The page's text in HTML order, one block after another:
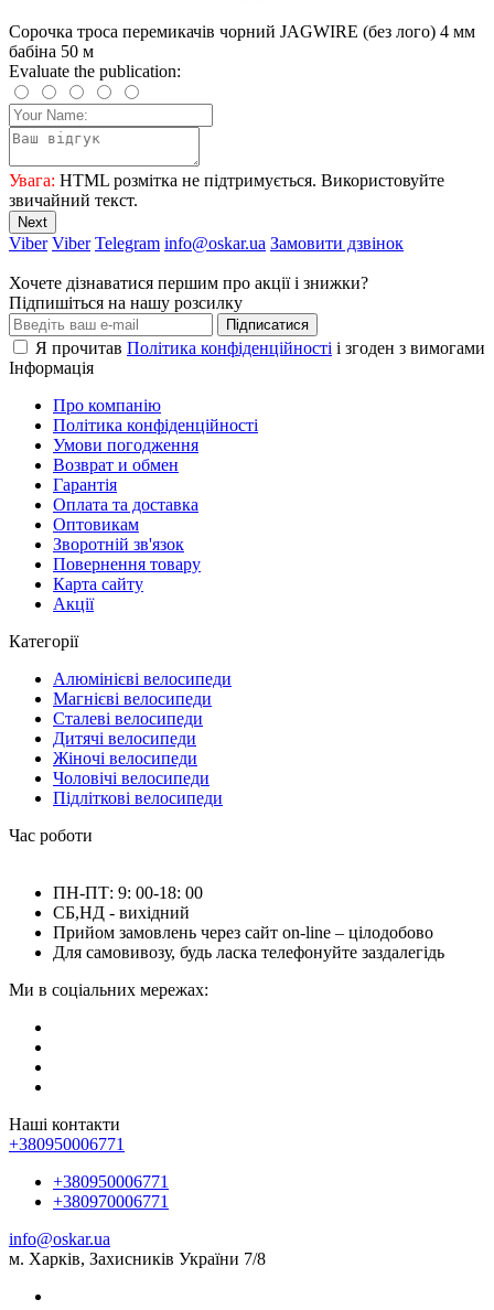
Сорочка троса перемикачів чорний JAGWIRE (без лого) 4 мм
бабіна 50 м
Evaluate the publication:
Увага: HTML розмітка не підтримується. Використовуйте
звичайний текст.
Next
Viber Viber Telegram info@oskar.ua Замовити дзвінок
Хочете дізнаватися першим про акції і знижки?
Підпишіться на нашу розсилку
Підписатися
Я прочитав Політика конфіденційності і згоден з вимогами
Інформація
Про компанію
Політика конфіденційності
Умови погодження
Возврат и обмен
Гарантія
Оплата та доставка
Оптовикам
Зворотній зв'язок
Повернення товару
Карта сайту
Акції
Категорії
Алюмінієві велосипеди
Магнієві велосипеди
Сталеві велосипеди
Дитячі велосипеди
Жіночі велосипеди
Чоловічі велосипеди
Підліткові велосипеди
Час роботи
ПН-ПТ: 9: 00-18: 00
СБ,НД - вихідний
Прийом замовлень через сайт on-line – цілодобово
Для самовивозу, будь ласка телефонуйте заздалегідь
Ми в соціальних мережах:
Наші контакти
+380950006771
+380950006771
+380970006771
info@oskar.ua
м. Харків, Захисників України 7/8